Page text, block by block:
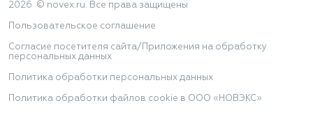
2026 © novex.ru. Все права защищены
Пользовательское соглашение
Согласие посетителя сайта/Приложения на обработку
персональных данных
Политика обработки персональных данных
Политика обработки файлов cookie в ООО «НОВЭКС»